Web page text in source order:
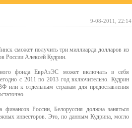
сможет получить три миллиарда долларов из
России Алексей Кудрин.
фонда ЕврАзЭС может включать в себя
с 2011 по 2013 год включительно. Кудрин
или к отдельным странам для предоставления
России, Белоруссия должна заняться
инвесторов. Это, по данным Кудрина, могло
9-08-2011, 22:14